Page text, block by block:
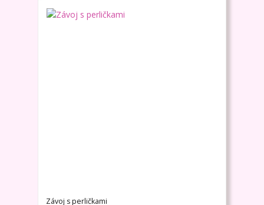
Závoj s perličkami